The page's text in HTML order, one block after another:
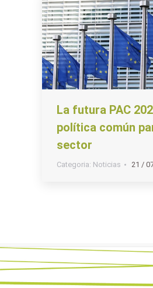
La futura PAC
política común
sector
Categoria: Noticias 21 /